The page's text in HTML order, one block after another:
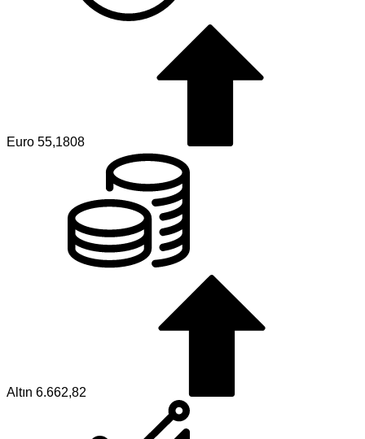
Euro 55,1808
Altın 6.662,82